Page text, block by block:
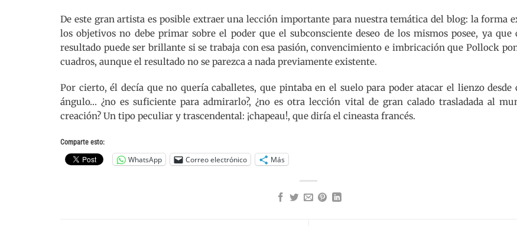
De este gran artista es posible extraer una lección importante para nuestra temática del blog: la forma
los objetivos no debe primar sobre el poder que el subconsciente deseo de los mismos posee, ya que
resultado puede ser brillante si se trabaja con esa pasión, convencimiento e imbricación que Pollock
cuadros, aunque el resultado no se parezca a nada previamente existente.
Por cierto, él decía que no quería caballetes, que pintaba en el suelo para poder atacar el lienzo desde
ángulo… ¿no es suficiente para admirarlo?, ¿no es otra lección vital de gran calado trasladada al
creación? Un tipo peculiar y trascendental: ¡chapeau!, que diría el cineasta francés.
Comparte esto:
WhatsApp Correo electrónico Más